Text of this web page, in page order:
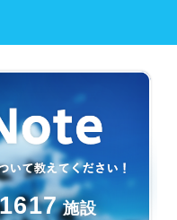
施設